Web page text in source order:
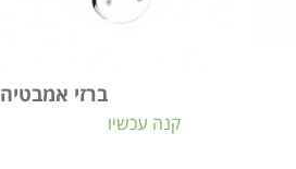
ברזי אמבטיה
קנה עכשיו